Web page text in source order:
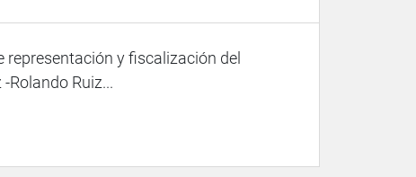
y fiscalización del
Rolando Ruiz...